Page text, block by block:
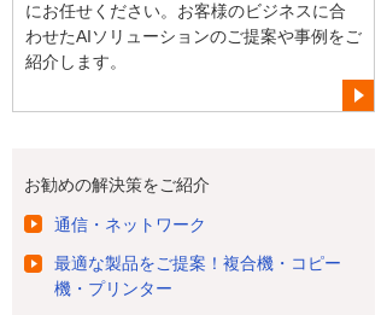
にお任せください。お客様のビジネスに合
わせたAIソリューションのご提案や事例をご
紹介します。
お勧めの解決策をご紹介
通信・ネットワーク
最適な製品をご提案！複合機・コピー
機・プリンター